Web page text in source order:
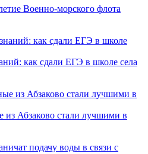
Военно-морского флота
как сдали ЕГЭ в школе села
Абзаково стали лучшими в